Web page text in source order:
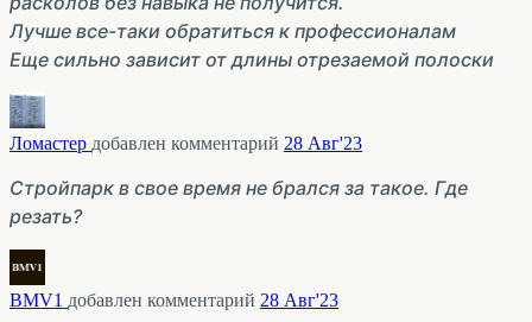
Лучше все-таки обратиться к профессионалам
Еще сильно зависит от длины отрезаемой полоски
Ломастер добавлен комментарий 28 Авг'23
Стройпарк в свое время не брался за такое. Где
резать?
BMV1 добавлен комментарий 28 Авг'23